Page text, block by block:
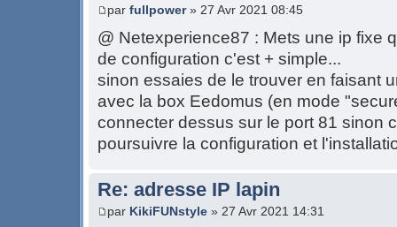
par fullpower» 27 Avr 2021 08:45
@ Netexperience87 : Mets une ip fixe
de configuration c'est + simple...
sinon essaies de le trouver en faisant
avec la box Eedomus (en mode
connecter dessus sur le port 81 sinon
poursuivre la configuration et
Re: adresse IP lapin
par KikiFUNstyle » 27 Avr 2021 14:31